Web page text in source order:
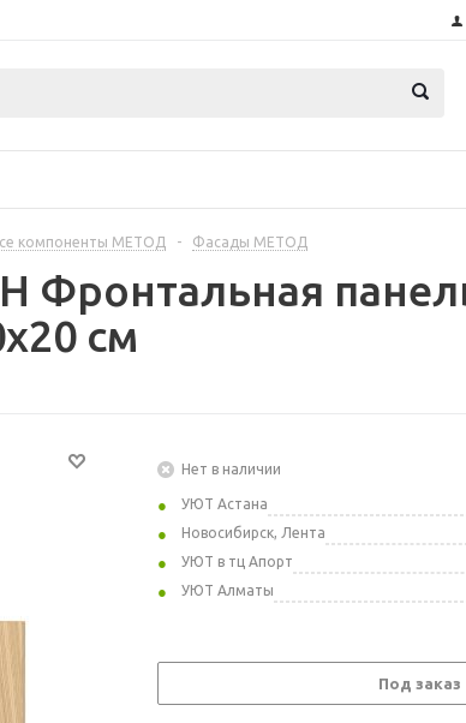
компоненты МЕТОД - Фасады МЕТОД
Фронтальная
см
Нет в наличии
УЮТ Астана
Новосибирск, Лента
УЮТ в тц Апорт
УЮТ Алматы
Под заказ